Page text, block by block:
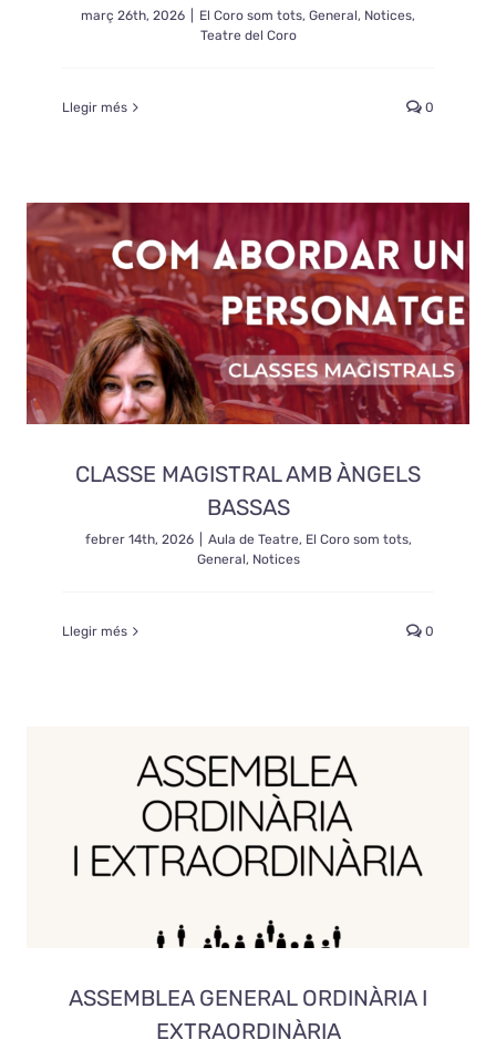
març 26th, 2026 El Coro som tots, General, Notices,
Teatre del Coro
Llegir més 0
CLASSE MAGISTRAL AMB ÀNGELS
BASSAS
febrer 14th, 2026 Aula de Teatre, El Coro som tots,
General, Notices
Llegir més 0
ASSEMBLEA GENERAL ORDINÀRIA I
EXTRAORDINÀRIA